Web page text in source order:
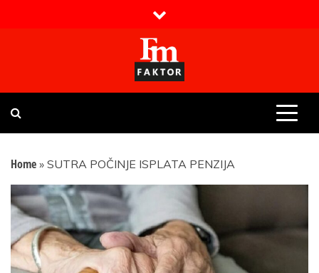
Faktor magazin
Uvijek presudan
Home » SUTRA POČINJE ISPLATA PENZIJA